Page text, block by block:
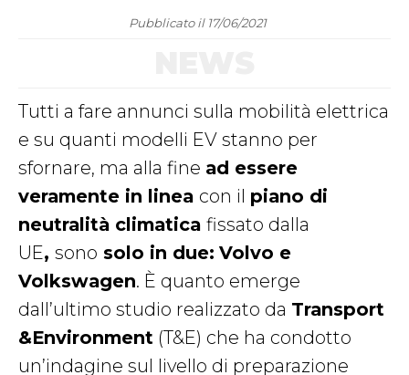
Pubblicato il 17/06/2021
Tutti a fare annunci sulla mobilità elettrica
e su quanti modelli EV stanno per
sfornare, ma alla fine ad essere
veramente in linea con il piano di
neutralità climatica fissato dalla
UE, sono solo in due: Volvo e
Volkswagen. È quanto emerge
dall’ultimo studio realizzato da Transport
&Environment (T&E) che ha condotto
un’indagine sul livello di preparazione